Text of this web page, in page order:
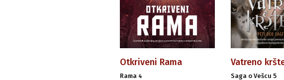
Otkriveni Rama
Rama 4
Vatreno
Saga o Vešcu 5